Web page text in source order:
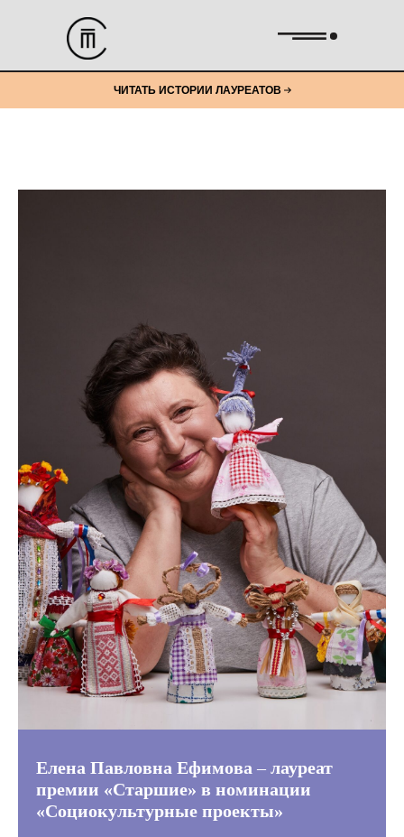
ЧИТАТЬ ИСТОРИИ ЛАУРЕАТОВ
Елена Павловна Ефимова – лауреат
премии «Старшие» в номинации
«Социокультурные проекты»